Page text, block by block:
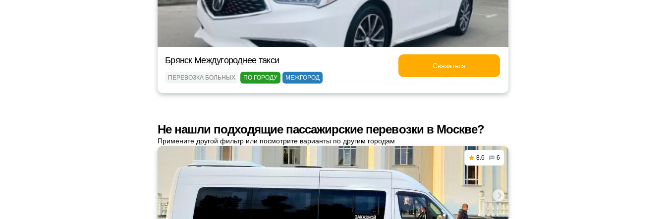
Брянск Междугороднее такси
ПЕРЕВОЗКА БОЛЬНЫХ ПО ГОРОДУ МЕЖГОРОД
Связаться
Не нашли подходящие пассажирские перевозки в Москве?
Примените другой фильтр или посмотрите варианты по другим городам
8.6 6